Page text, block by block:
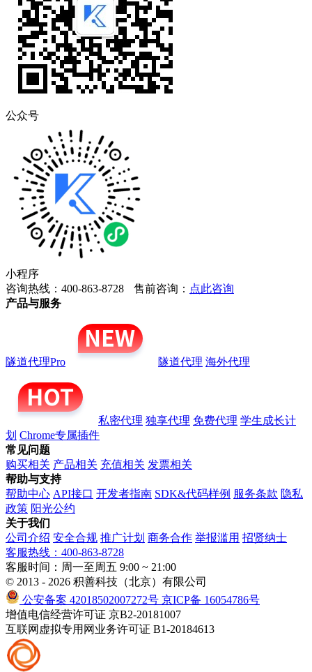
公众号
小程序
咨询热线：400-863-8728
售前咨询： 点此咨询
产品与服务
隧道代理Pro 隧道代理 海外代理
私密代理 独享代理 免费代理 学生成长计
划 Chrome专属插件
常见问题
购买相关 产品相关 充值相关 发票相关
帮助与支持
帮助中心 API接口 开发者指南 SDK&代码样例 服务条款 隐私
政策 阳光公约
关于我们
公司介绍 安全合规 推广计划 商务合作 举报滥用 招贤纳士
客服热线：400-863-8728
客服时间：周一至周五 9:00 ~ 21:00
© 2013 - 2026 积善科技（北京）有限公司
公安备案 42018502007272号 京ICP备 16054786号
增值电信经营许可证 京B2-20181007
互联网虚拟专用网业务许可证 B1-20184613